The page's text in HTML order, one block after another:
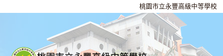
桃園市立永豐高級中等學校